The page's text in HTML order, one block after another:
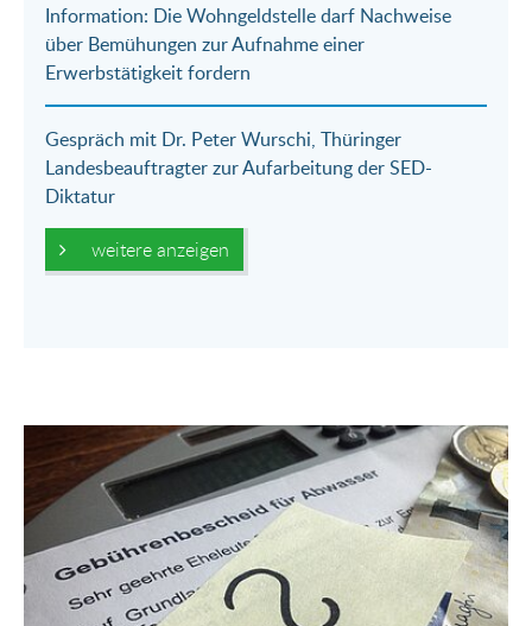
Information: Die Wohngeldstelle darf Nachweise
über Bemühungen zur Aufnahme einer
Erwerbstätigkeit fordern
Gespräch mit Dr. Peter Wurschi, Thüringer
Landesbeauftragter zur Aufarbeitung der SED-
Diktatur
weitere anzeigen